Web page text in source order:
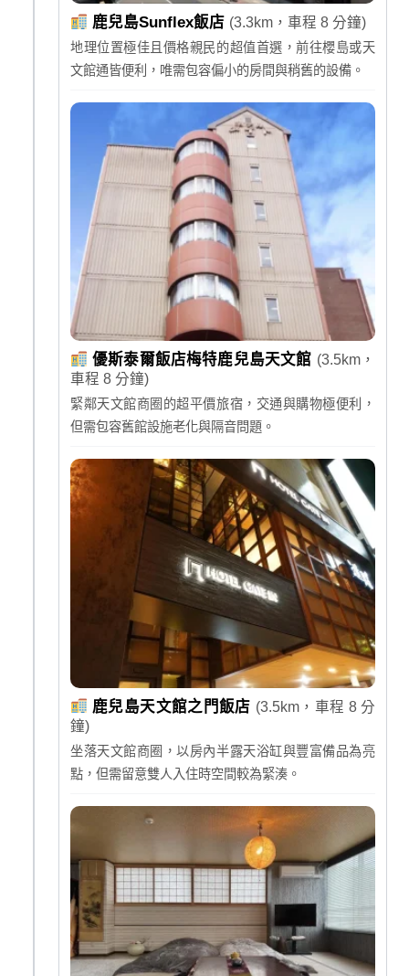
鹿兒島Sunflex飯店 (3.3km，車程 8 分鐘)
地理位置極佳且價格親民的超值首選，前往櫻島或天
文館通皆便利，唯需包容偏小的房間與稍舊的設備。
優斯泰爾飯店梅特鹿兒島天文館 (3.5km，
車程 8 分鐘)
緊鄰天文館商圈的超平價旅宿，交通與購物極便利，
但需包容舊館設施老化與隔音問題。
鹿兒島天文館之門飯店 (3.5km，車程 8 分
鐘)
坐落天文館商圈，以房內半露天浴缸與豐富備品為亮
點，但需留意雙人入住時空間較為緊湊。